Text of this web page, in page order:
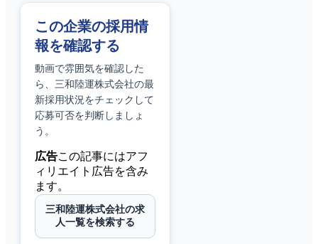
この企業の採用情
報を確認する
動画で雰囲気を確認した
ら、 三和陸運株式会社の最
新採用状況をチェックして
応募可否を判断しましょ
う。
広告この記事にはアフ
ィリエイト広告を含み
ます。
三和陸運株式会社の求
人一覧を検索する